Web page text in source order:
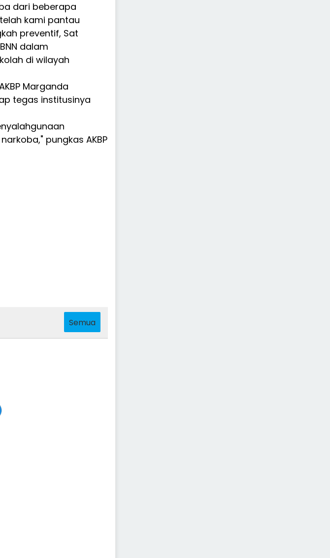
dari beberapa
kami pantau
preventif, Sat
dalam
di wilayah
Marganda
tegas institusinya
pungkas AKBP
Semua